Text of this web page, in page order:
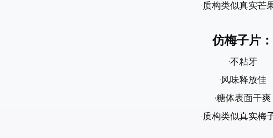
·质构类似真实芒
仿梅子片：
·不粘牙
·风味释放佳
·糖体表面干爽
·质构类似真实梅